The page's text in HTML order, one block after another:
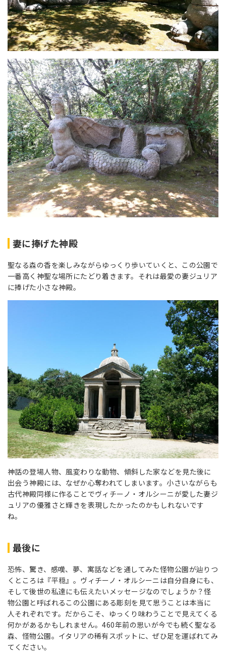
妻に捧げた神殿
聖なる森の香を楽しみながらゆっくり歩いていくと、この公園で
一番高く神聖な場所にたどり着きます。それは最愛の妻ジュリア
に捧げた小さな神殿。
神話の登場人物、風変わりな動物、傾斜した家などを見た後に
出会う神殿には、なぜか心奪われてしまいます。小さいながらも
古代神殿同様に作ることでヴィチーノ・オルシーニが愛した妻ジ
ュリアの優雅さと輝きを表現したかったのかもしれないです
ね。
最後に
恐怖、驚き、感嘆、夢、寓話などを通してみた怪物公園が辿りつ
くところは『平穏』。ヴィチーノ・オルシーニは自分自身にも、
そして後世の私達にも伝えたいメッセージなのでしょうか？怪
物公園と呼ばれるこの公園にある彫刻を見て思うことは本当に
人それぞれです。だからこそ、ゆっくり味わうことで見えてくる
何かがあるかもしれません。460年前の思いが今でも続く聖なる
森、怪物公園。イタリアの稀有スポットに、ぜひ足を運ばれてみ
てください。